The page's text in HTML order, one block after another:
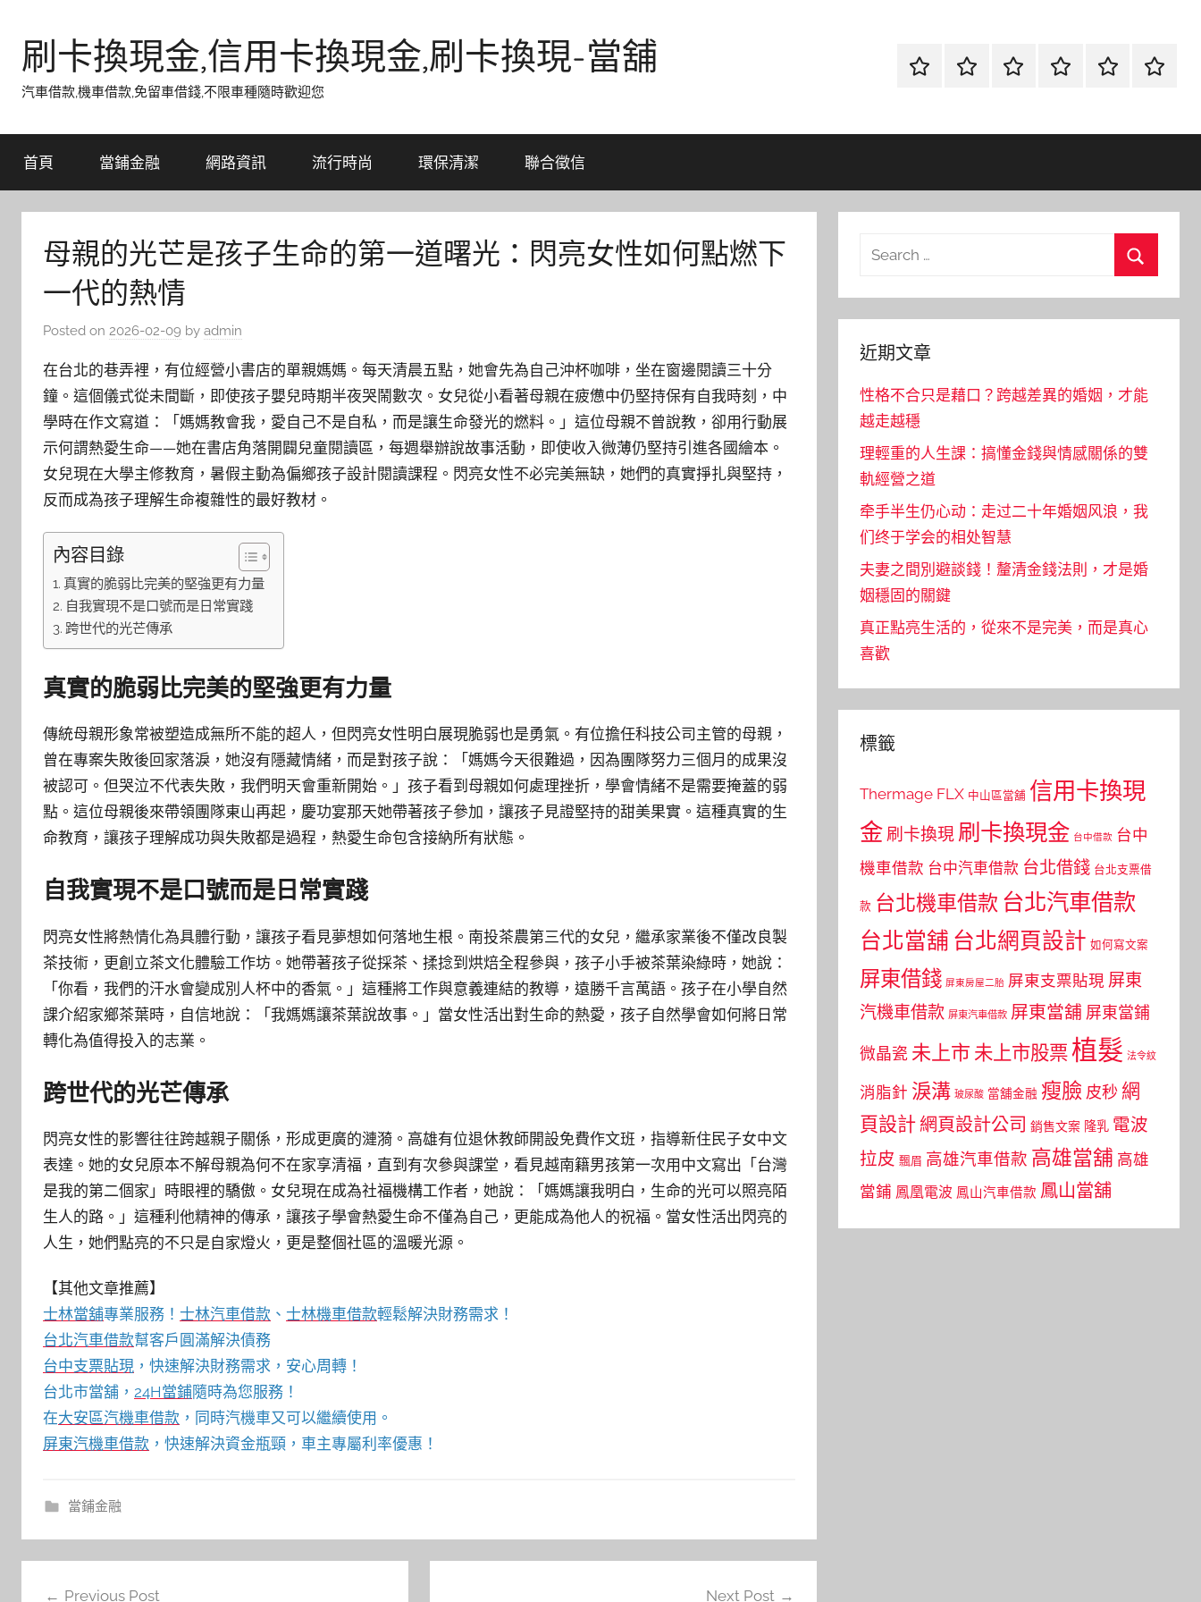
content刷卡換現金,信用卡換現金,刷卡換現-當舖
汽車借款,機車借款,免留車借錢,不限車種隨時歡迎您
首
當
網
流
環
聯
首頁 當鋪金融 網路資訊 流行時尚 環保清潔 聯合徵信
母親的光芒是孩子生命的第一道曙光：閃亮女性如何點燃下
一代的熱情
Posted on 2026-02-09 by admin
在台北的巷弄裡，有位經營小書店的單親媽媽。每天清晨五點，她會先為自己沖杯咖啡，坐在窗邊閱讀三十分
鐘。這個儀式從未間斷，即使孩子嬰兒時期半夜哭鬧數次。女兒從小看著母親在疲憊中仍堅持保有自我時刻，中
學時在作文寫道：「媽媽教會我，愛自己不是自私，而是讓生命發光的燃料。」這位母親不曾說教，卻用行動展
示何謂熱愛生命——她在書店角落開闢兒童閱讀區，每週舉辦說故事活動，即使收入微薄仍堅持引進各國繪本。
女兒現在大學主修教育，暑假主動為偏鄉孩子設計閱讀課程。閃亮女性不必完美無缺，她們的真實掙扎與堅持，
反而成為孩子理解生命複雜性的最好教材。
內容目錄
真實的脆弱比完美的堅強更有力量
自我實現不是口號而是日常實踐
跨世代的光芒傳承
真實的脆弱比完美的堅強更有力量
傳統母親形象常被塑造成無所不能的超人，但閃亮女性明白展現脆弱也是勇氣。有位擔任科技公司主管的母親，
曾在專案失敗後回家落淚，她沒有隱藏情緒，而是對孩子說：「媽媽今天很難過，因為團隊努力三個月的成果沒
被認可。但哭泣不代表失敗，我們明天會重新開始。」孩子看到母親如何處理挫折，學會情緒不是需要掩蓋的弱
點。這位母親後來帶領團隊東山再起，慶功宴那天她帶著孩子參加，讓孩子見證堅持的甜美果實。這種真實的生
命教育，讓孩子理解成功與失敗都是過程，熱愛生命包含接納所有狀態。
自我實現不是口號而是日常實踐
閃亮女性將熱情化為具體行動，讓孩子看見夢想如何落地生根。南投茶農第三代的女兒，繼承家業後不僅改良製
茶技術，更創立茶文化體驗工作坊。她帶著孩子從採茶、揉捻到烘焙全程參與，孩子小手被茶葉染綠時，她說：
「你看，我們的汗水會變成別人杯中的香氣。」這種將工作與意義連結的教導，遠勝千言萬語。孩子在小學自然
課介紹家鄉茶葉時，自信地說：「我媽媽讓茶葉說故事。」當女性活出對生命的熱愛，孩子自然學會如何將日常
轉化為值得投入的志業。
跨世代的光芒傳承
閃亮女性的影響往往跨越親子關係，形成更廣的漣漪。高雄有位退休教師開設免費作文班，指導新住民子女中文
表達。她的女兒原本不解母親為何不在家享清福，直到有次參與課堂，看見越南籍男孩第一次用中文寫出「台灣
是我的第二個家」時眼裡的驕傲。女兒現在成為社福機構工作者，她說：「媽媽讓我明白，生命的光可以照亮陌
生人的路。」這種利他精神的傳承，讓孩子學會熱愛生命不僅為自己，更能成為他人的祝福。當女性活出閃亮的
人生，她們點亮的不只是自家燈火，更是整個社區的溫暖光源。
【其他文章推薦】
士林當舖專業服務！ 士林汽車借款 、 士林機車借款輕鬆解決財務需求！
台北汽車借款幫客戶圓滿解決債務
台中支票貼現 ，快速解決財務需求，安心周轉！
台北市當舖， 24H當鋪隨時為您服務！
在大安區汽機車借款 ，同時汽機車又可以繼續使用。
屏東汽機車借款 ，快速解決資金瓶頸，車主專屬利率優惠！
當鋪金融
Previous Post Next Post
Search
近期文章
性格不合只是藉口？跨越差異的婚姻，才能
越走越穩
理輕重的人生課：搞懂金錢與情感關係的雙
軌經營之道
牵手半生仍心动：走过二十年婚姻风浪，我
们终于学会的相处智慧
夫妻之間別避談錢！釐清金錢法則，才是婚
姻穩固的關鍵
真正點亮生活的，從來不是完美，而是真心
喜歡
標籤
Thermage FLX 中山區當舖 信用卡換現
金 刷卡換現 刷卡換現金 台中借款 台中
機車借款 台中汽車借款 台北借錢 台北支票借
款 台北機車借款 台北汽車借款
台北當舖 台北網頁設計 如何寫文案
屏東借錢 屏東房屋二胎 屏東支票貼現 屏東
汽機車借款 屏東汽車借款 屏東當舖 屏東當鋪
微晶瓷 未上市 未上市股票植髮 法令紋
消脂針 淚溝 玻尿酸 當舖金融 瘦臉 皮秒 網
頁設計 網頁設計公司 銷售文案 隆乳 電波
拉皮 飄眉 高雄汽車借款 高雄當舖 高雄
當鋪 鳳凰電波 鳳山汽車借款 鳳山當舖